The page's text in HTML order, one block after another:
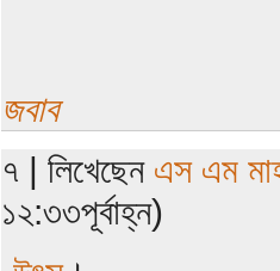
জবাব
৭ | লিখেছেন এস এম
১২:৩৩পূর্বাহ্ন)